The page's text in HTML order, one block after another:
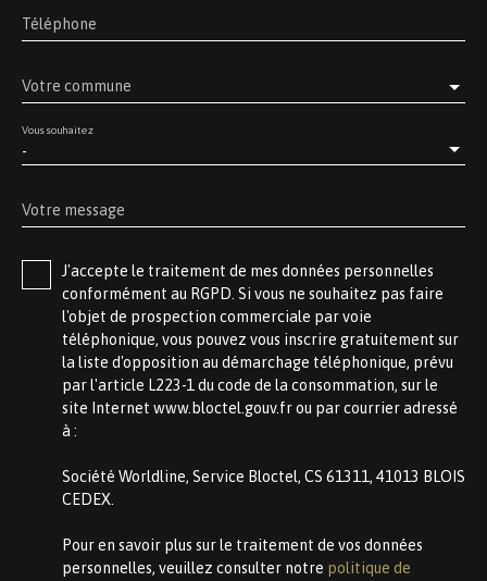
Téléphone
Votre commune
-
Vous souhaitez
Votre message
J'accepte le traitement de mes données personnelles
conformément au RGPD. Si vous ne souhaitez pas faire
l'objet de prospection commerciale par voie
téléphonique, vous pouvez vous inscrire gratuitement sur
la liste d'opposition au démarchage téléphonique, prévu
par l'article L223-1 du code de la consommation, sur le
site Internet www.bloctel.gouv.fr ou par courrier adressé
à :
Société Worldline, Service Bloctel, CS 61311, 41013 BLOIS
CEDEX.
Pour en savoir plus sur le traitement de vos données
personnelles, veuillez consulter notre politique de